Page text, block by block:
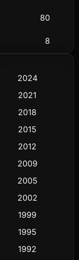
80
8
453
530
2024
2021
2018
2015
2012
2009
2005
2002
1999
1995
1992